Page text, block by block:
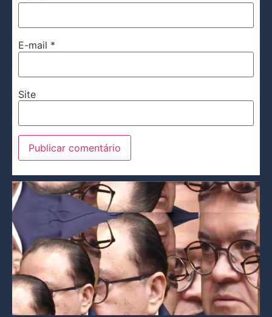
E-mail *
Site